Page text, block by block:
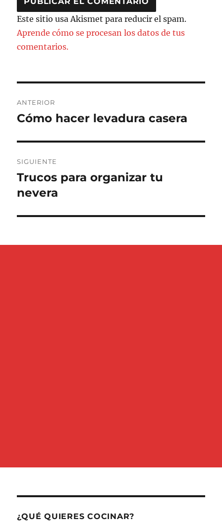
Este sitio usa Akismet para reducir el spam.
Aprende cómo se procesan los datos de tus
comentarios.
de
ANTERIOR
Entrada
Cómo hacer levadura casera
SIGUIENTE
Entrada
siguiente:
Trucos para organizar tu
nevera
¿QUÉ QUIERES COCINAR?